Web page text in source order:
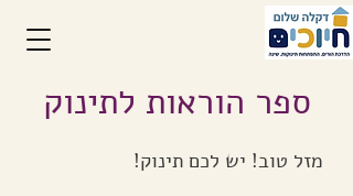
ספר הוראות לתינוק
מזל טוב! יש לכם תינוק!